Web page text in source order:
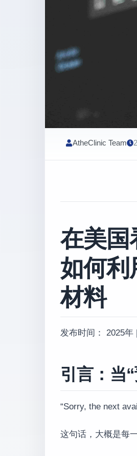
AtheClinic Team
在美国
如何利
材料
发布时间： 2025年
引言：当
“Sorry, the next
这句话，大概是每